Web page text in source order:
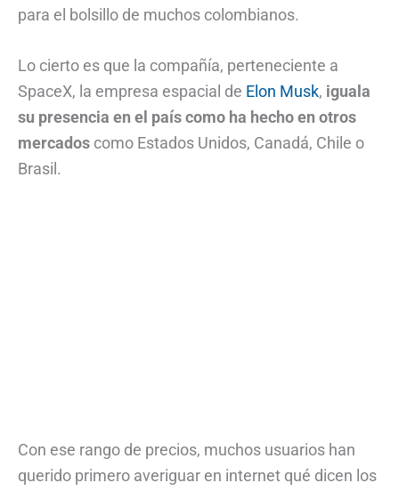
para el bolsillo de muchos colombianos.
Lo cierto es que la compañía, perteneciente a
SpaceX, la empresa espacial de Elon Musk, iguala
su presencia en el país como ha hecho en otros
mercados como Estados Unidos, Canadá, Chile o
Brasil.
Con ese rango de precios, muchos usuarios han
querido primero averiguar en internet qué dicen los